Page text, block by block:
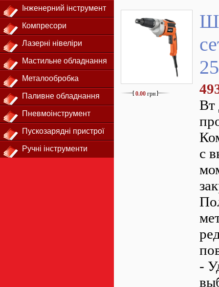
Інженерний інструмент
Компресори
Лазерні нівеліри
Мастильне обладнання
Металообробка
Паливне обладнання
Пневмоінструмент
Пускозарядні пристрої
Ручні інструменти
0.00 грн
Вт
с
-